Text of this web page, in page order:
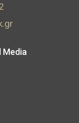
Media